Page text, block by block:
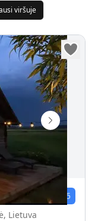
viršuje
Autentiška sodyba su kubilu ir dūmine bei balto garo poniška pirtimi47 įvert.
/5
Lietuva